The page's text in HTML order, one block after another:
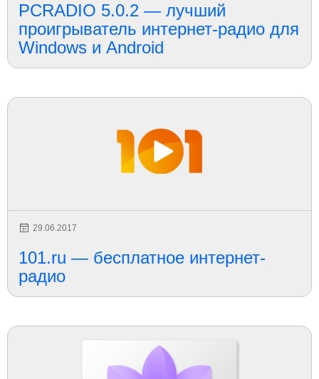
PCRADIO 5.0.2 — лучший
проигрыватель интернет-радио для
Windows и Android
29.06.2017
101.ru — бесплатное интернет-
радио